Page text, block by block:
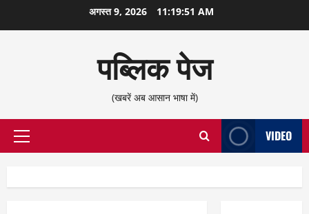
सामग्री
अगस्त 9, 2026 11:19:51 AM
पब्लिक पेज
(खबरें अब आसान भाषा में)
प्राथमिक
VIDEO